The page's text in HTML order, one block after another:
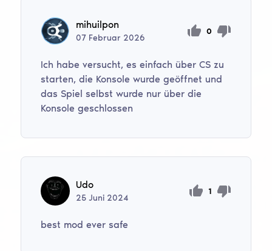
mihuilpon
07 Februar 2026
0
Ich habe versucht, es einfach über CS zu
starten, die Konsole wurde geöffnet und
das Spiel selbst wurde nur über die
Konsole geschlossen
Udo
25Juni 2024
1
best mod ever safe